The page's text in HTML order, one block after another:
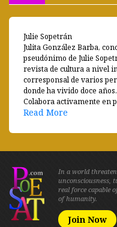
Julie Sopetrán
Julita González Barba,
pseudónimo de Julie
revista de cultura a nivel
corresponsal de varios
donde ha vivido doce años.
Colabora activamente en
Read More
In a world
unconsciousness,
real force capable
of humanity.
Join Now